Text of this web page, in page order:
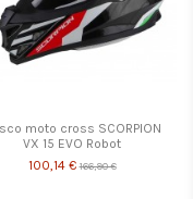
moto cross SCORPION
VX 15 EVO Robot
100,14 € 166,90 €